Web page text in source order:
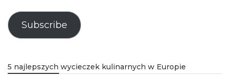
Subscribe
5 najlepszych wycieczek kulinarnych w Europie